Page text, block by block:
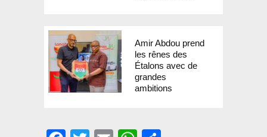
Amir Abdou prend
les rênes des
Étalons avec de
grandes
ambitions